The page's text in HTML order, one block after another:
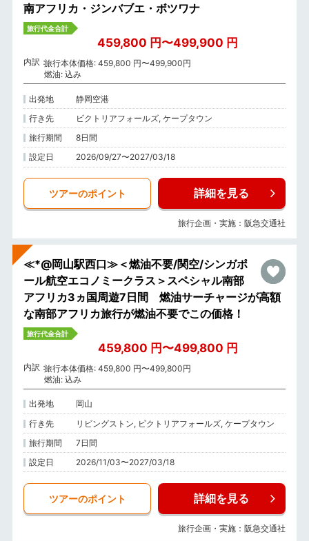
南アフリカ・ジンバブエ・ボツワナ
旅行代金合計
459,800 円〜499,900 円
内訳 旅行本体価格: 459,800 円〜499,900円
燃油: 込み
出発地
静岡空港
行き先
ビクトリアフォールズ, ケープタウン
旅行期間
8日間
設定日
2026/09/27〜2027/03/18
ツアーのポイント 詳細を見る
旅行企画・実施：阪急交通社
≪*@岡山駅西口≫＜燃油不要/関空/シンガポ
ール航空エコノミークラス＞スペシャル南部
アフリカ3ヵ国周遊7日間 燃油サーチャージが高額
な南部アフリカ旅行が燃油不要でこの価格！
旅行代金合計
459,800 円〜499,800 円
内訳 旅行本体価格: 459,800 円〜499,800円
燃油: 込み
出発地
岡山
行き先
リビングストン, ビクトリアフォールズ, ケープタウン
旅行期間
7日間
設定日
2026/11/03〜2027/03/18
ツアーのポイント 詳細を見る
旅行企画・実施：阪急交通社